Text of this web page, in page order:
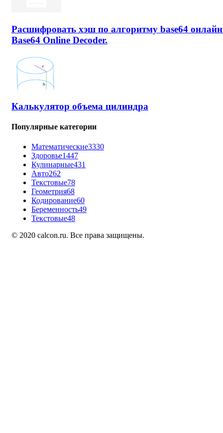
Расшифровать хэш по алгоритму base64
Base64 Online Decoder.
Калькулятор объема цилиндра
Популярные категории
Математические3330
Здоровье1447
Кулинарные431
Авто262
Текстовые78
Геометрия68
Кодирование60
Беременность49
Текстовые48
© 2020 calcon.ru. Все права защищены.